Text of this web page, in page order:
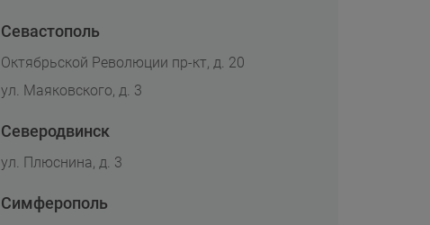
Севастополь
Октябрьской Революции пр-кт, д. 20
ул. Маяковского, д. 3
Северодвинск
ул. Плюснина, д. 3
Симферополь